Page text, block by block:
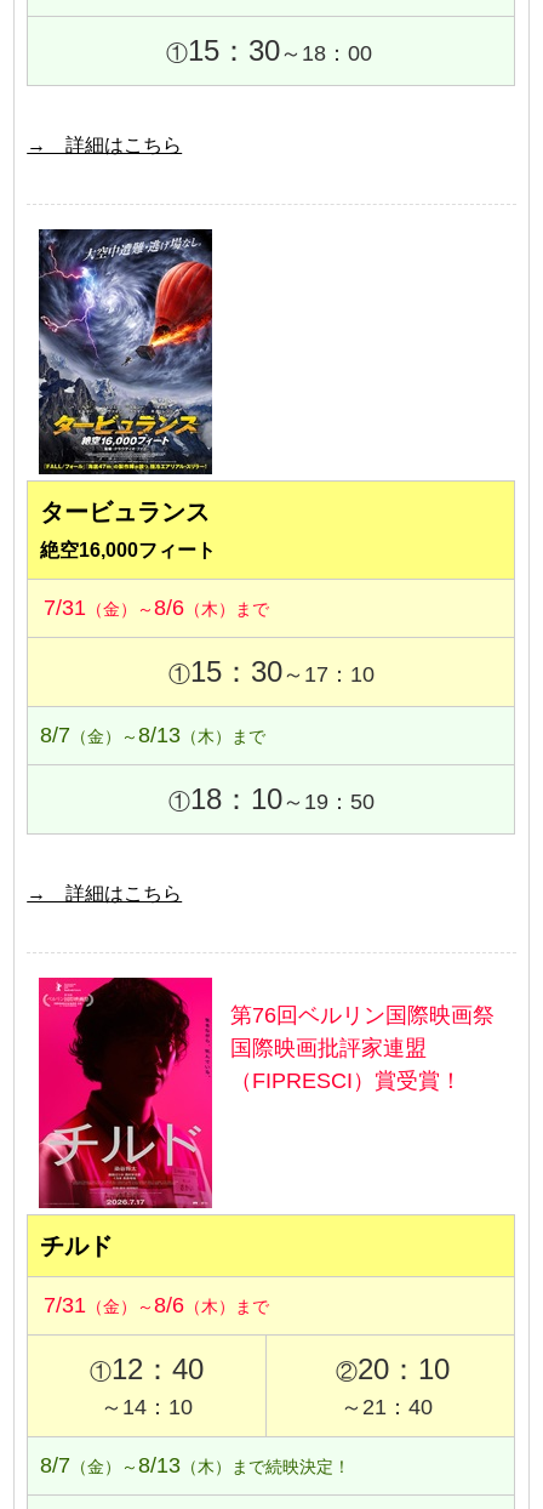
①15：30～18：00
→ 詳細はこちら
タービュランス
絶空16,000フィート
7/31 （金）～8/6 （木）まで
①15：30～17：10
8/7 （金）～8/13 （木）まで
①18：10～19：50
→ 詳細はこちら
第76回ベルリン国際映画祭
国際映画批評家連盟
（FIPRESCI）賞受賞！
チルド
7/31 （金）～8/6 （木）まで
①12：40
～14：10
②20：10
～21：40
8/7 （金）～8/13 （木）まで続映決定！